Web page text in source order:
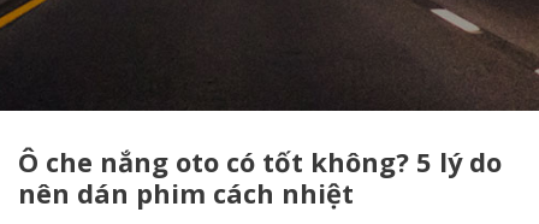
Ô che nắng oto có tốt không? 5 lý do
nên dán phim cách nhiệt